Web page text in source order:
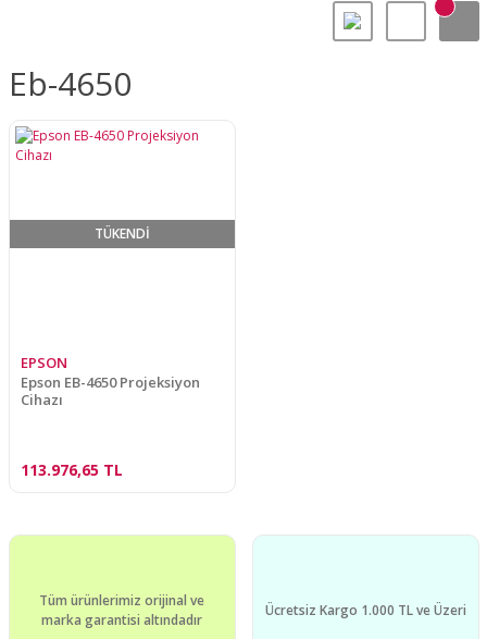
Eb-4650
TÜKENDİ
EPSON
Epson EB-4650 Projeksiyon
Cihazı
113.976,65 TL
Tüm ürünlerimiz orijinal ve
marka garantisi altındadır
Ücretsiz Kargo 1.000 TL ve Üzeri